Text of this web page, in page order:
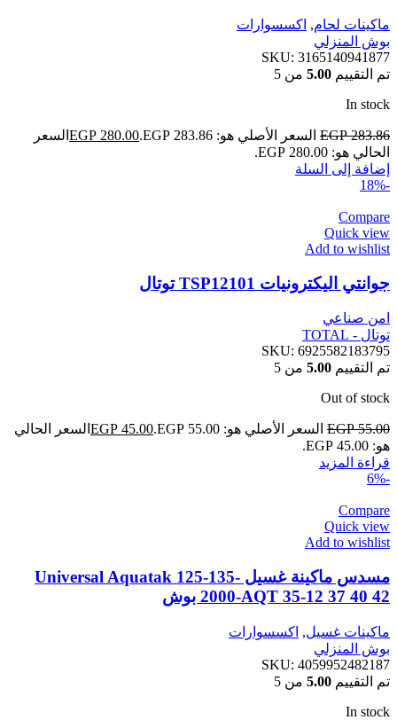
ماكينات لحام, اكسسوارات
بوش المنزلي
SKU: 3165140941877
تم التقييم 5.00 من 5
In stock
EGP283.86 السعر الأصلي هو: EGP 283.86. EGP 280.00
السعر
الحالي هو: EGP 280.00.
إضافة إلى السلة
-18%
Compare
Quick view
Add to wishlist
جوانتي اليكترونيات TSP12101 توتال
امن صناعي
توتال - TOTAL
SKU: 6925582183795
تم التقييم 5.00 من 5
Out of stock
EGP55.00 السعر الأصلي هو: EGP 55.00. EGP 45.00
السعر الحالي
هو: EGP 45.00.
قراءة المزيد
-6%
Compare
Quick view
Add to wishlist
مسدس ماكينة غسيل Universal Aquatak 125-135-
2000-AQT 35-12 37 40 42 بوش
ماكينات غسيل, اكسسوارات
بوش المنزلي
SKU: 4059952482187
تم التقييم 5.00 من 5
In stock